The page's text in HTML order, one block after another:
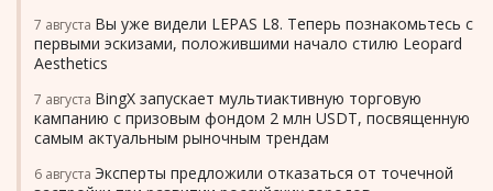
7 августа Вы уже видели LEPAS L8. Теперь познакомьтесь с
первыми эскизами, положившими начало стилю Leopard
Aesthetics
7 августа BingX запускает мультиактивную торговую
кампанию с призовым фондом 2 млн USDT, посвященную
самым актуальным рыночным трендам
6 августа Эксперты предложили отказаться от точечной